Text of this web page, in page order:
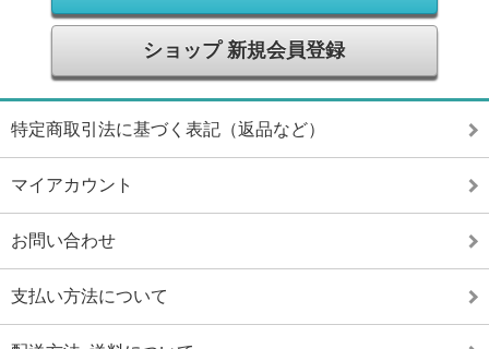
ショップ 新規会員登録
特定商取引法に基づく表記（返品など）
マイアカウント
お問い合わせ
支払い方法について